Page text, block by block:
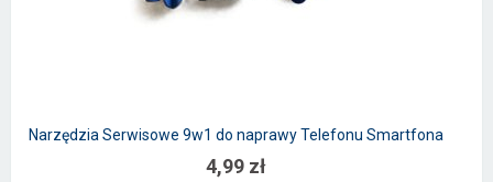
Narzędzia Serwisowe 9w1 do naprawy Telefonu Smartfona
4,99 zł